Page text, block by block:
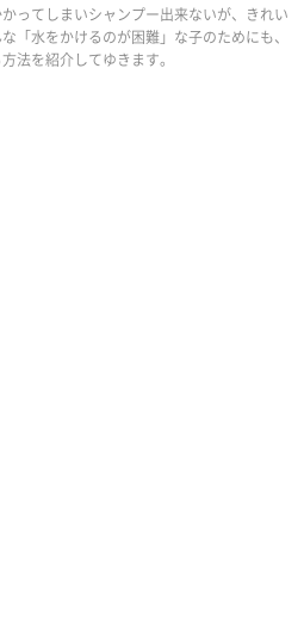
ってしまいシャンプー出来ないが、きれい
「水をかけるのが困難」な子のためにも、
法を紹介してゆきます。